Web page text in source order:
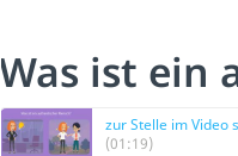
Was ist ein
zur Stelle im Video
(01:19)